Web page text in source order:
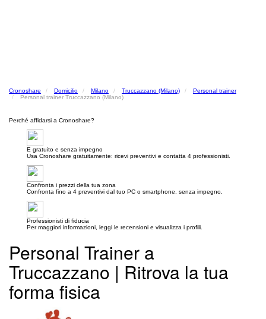
Cronoshare Domicilio Milano Truccazzano (Milano)
Personal trainer
Personal trainer Truccazzano (Milano)
Perché affidarsi a Cronoshare?
E gratuito e senza impegno
Usa Cronoshare gratuitamente: ricevi preventivi e contatta 4 professionisti.
Confronta i prezzi della tua zona
Confronta fino a 4 preventivi dal tuo PC o smartphone, senza impegno.
Professionisti di fiducia
Per maggiori informazioni, leggi le recensioni e visualizza i profili.
Personal Trainer a
Truccazzano | Ritrova la tua
forma fisica